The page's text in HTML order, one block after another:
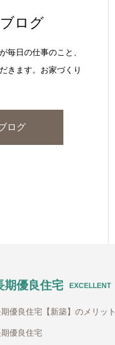
ログ
毎日の仕事のこと、
きます。お家づくり
ログ
期優良住宅 EXCELLENT
優良住宅【新築】のメリット
優良住宅